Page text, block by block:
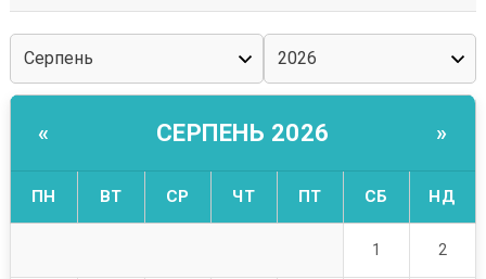
« СЕРПЕНЬ 2026 »
ПН ВТ СР ЧТ ПТ СБ НД
1 2